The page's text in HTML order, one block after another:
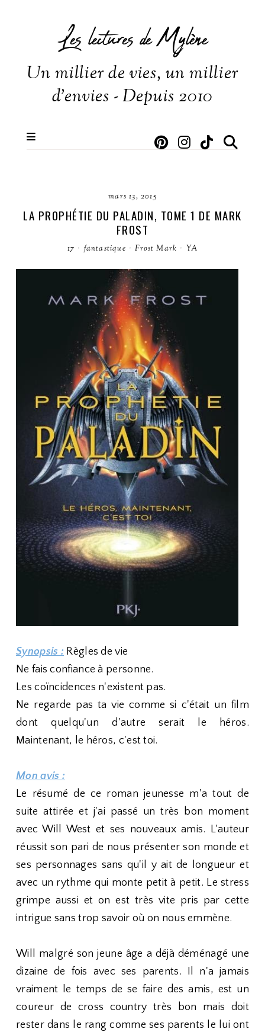
Les lectures de Mylène
Un millier de vies, un millier
d'envies - Depuis 2010
mars 13, 2015
LA PROPHÉTIE DU PALADIN, TOME 1 DE MARK
FROST
17 · fantastique · Frost Mark · YA
Synopsis : Règles de vie
Ne fais confiance à personne.
Les coïncidences n'existent pas.
Ne regarde pas ta vie comme si c'était un film
dont quelqu'un d'autre serait le héros.
Maintenant, le héros, c'est toi.
Mon avis :
Le résumé de ce roman jeunesse m'a tout de
suite attirée et j'ai passé un très bon moment
avec Will West et ses nouveaux amis. L'auteur
réussit son pari de nous présenter son monde et
ses personnages sans qu'il y ait de longueur et
avec un rythme qui monte petit à petit. Le stress
grimpe aussi et on est très vite pris par cette
intrigue sans trop savoir où on nous emmène.
Will malgré son jeune âge a déjà déménagé une
dizaine de fois avec ses parents. Il n'a jamais
vraiment le temps de se faire des amis, est un
coureur de cross country très bon mais doit
rester dans le rang comme ses parents le lui ont